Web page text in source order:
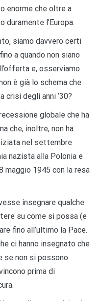
enorme che oltre a
duramente l’Europa.
siamo davvero certi
a quando non siano
e, osserviamo
è già lo schema che
crisi degli anni ’30?
globale che ha
che, inoltre, non ha
nel settembre
nazista alla Polonia e
maggio 1945 con la resa
insegnare qualche
su come si possa (e
fino all’ultimo la Pace.
ci hanno insegnato che
se non si possono
prima di